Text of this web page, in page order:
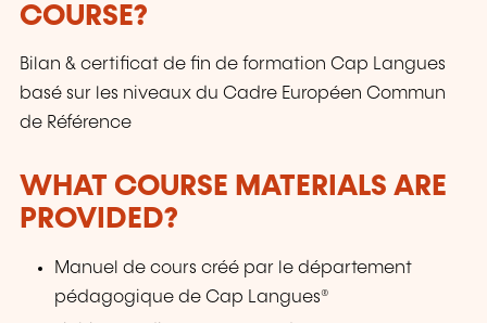
COURSE?
Bilan & certificat de fin de formation Cap Langues
basé sur les niveaux du Cadre Européen Commun
de Référence
WHAT COURSE MATERIALS ARE
PROVIDED?
Manuel de cours créé par le département
pédagogique de Cap Langues®